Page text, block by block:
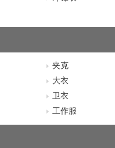
夹克
大衣
卫衣
工作服